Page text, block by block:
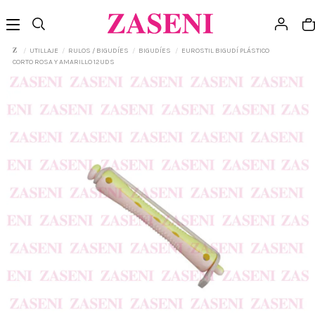
UTILLAJE RULOS / BIGUDÍES BIGUDÍES
EUROSTIL BIGUDÍ PLÁSTICO
CORTO ROSA Y AMARILLO 12UDS